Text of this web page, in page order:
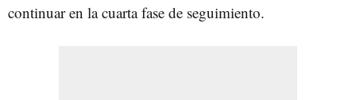
continuar en la cuarta fase de seguimiento.